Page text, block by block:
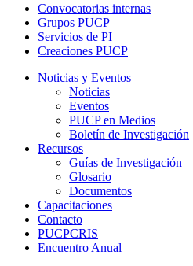
Convocatorias internas
Grupos PUCP
Servicios de PI
Creaciones PUCP
Noticias y Eventos
Noticias
Eventos
PUCP en Medios
Boletín de Investigación
Recursos
Guías de Investigación
Glosario
Documentos
Capacitaciones
Contacto
PUCPCRIS
Encuentro Anual